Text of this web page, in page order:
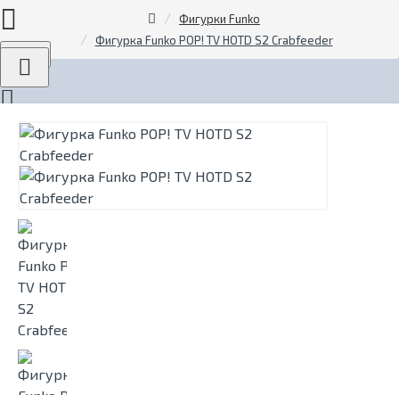
Menu
Фигурки Funko
Фигурка Funko POP! TV HOTD S2 Crabfeeder